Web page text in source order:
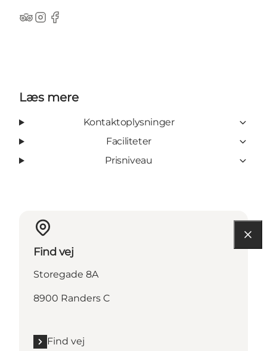
TripAdvisor
Instagram
Facebook
Læs mere
Kontaktoplysninger
Faciliteter
Prisniveau
Find vej
Storegade 8A
8900 Randers C
Find vej